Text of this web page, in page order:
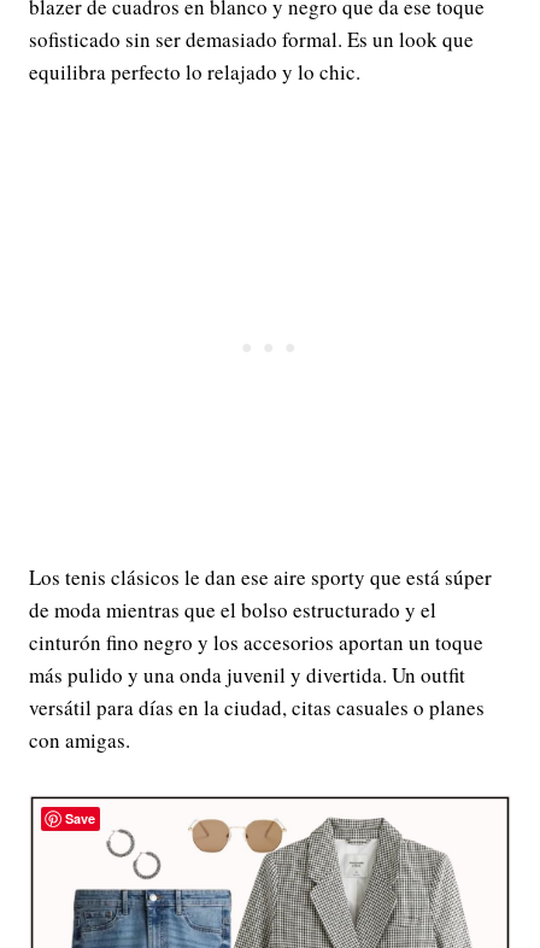
blazer de cuadros en blanco y negro que da ese toque
sofisticado sin ser demasiado formal. Es un look que
equilibra perfecto lo relajado y lo chic.
Los tenis clásicos le dan ese aire sporty que está súper
de moda mientras que el bolso estructurado y el
cinturón fino negro y los accesorios aportan un toque
más pulido y una onda juvenil y divertida. Un outfit
versátil para días en la ciudad, citas casuales o planes
con amigas.
Save